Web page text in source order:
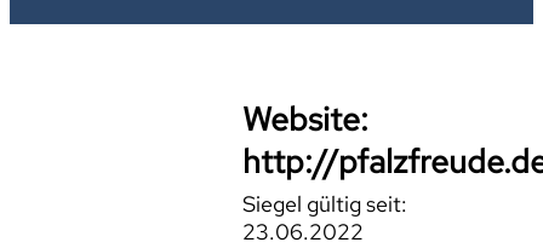
Website:
http://
Siegel gültig seit:
23.06.2022